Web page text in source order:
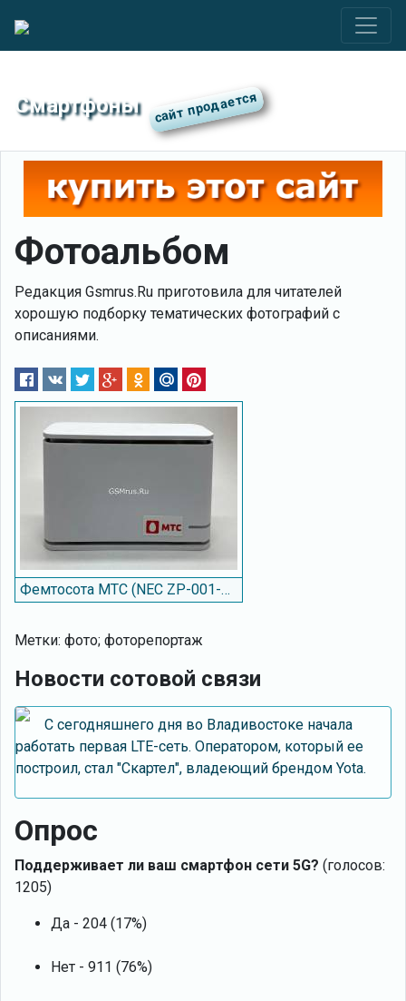
Смартфоны
Фотоальбом
Редакция Gsmrus.Ru приготовила для читателей
хорошую подборку тематических фотографий с
описаниями.
Фемтосота МТС (NEC ZP-001-03EU)
Метки: фото; фоторепортаж
Новости сотовой связи
С сегодняшнего дня во Владивостоке начала
работать первая LTE-сеть. Оператором, который ее
построил, стал "Скартел", владеющий брендом Yota.
Опрос
Поддерживает ли ваш смартфон сети 5G? (голосов:
1205)
Да - 204 (17%)
Нет - 911 (76%)